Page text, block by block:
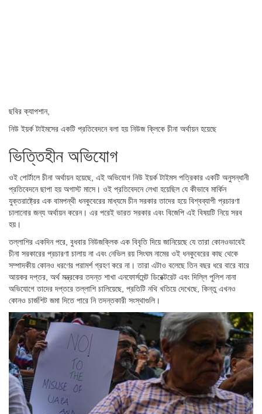
ছবির ক্যাপশান,
নিউ ইয়র্ক টাইমসের একটি প্রতিবেদনে বলা হয় নিউজ ক্লিকে চীনা অর্থায়ন হয়েছে
ভিত্তিহীন অভিযোগ
ওই পোর্টালে চীনা অর্থায়ন হয়েছে, এই অভিযোগ নিউ ইয়র্ক টাইমস পত্রিকার একটি অনুসন্ধানী
প্রতিবেদনে ছাপা হয় অগাস্ট মাসে। ওই প্রতিবেদনে লেখা হয়েছিল যে কীভাবে মার্কিন
যুক্তরাষ্ট্রের এক বামপন্থী ধনকুবেরের মাধ্যমে চীন সরকার তাদের হয়ে বিশ্বব্যাপী প্রচারণা
চালানোর জন্য অর্থায়ন করেন। এর পরেই ভারত সরকার এবং বিজেপি এই বিষয়টি নিয়ে সরব
হয়।
তল্লাশির একদিন পরে, বুধবার নিউজক্লিক এক বিবৃতি দিয়ে জানিয়েছে যে তারা কোনওভাবেই
চীনা সরকারের প্রচারণা চালায় না এবং নেভিল রয় সিংঘম নামের ওই ধনকুবেরের কাছ থেকে
সম্পাদকীয় কোনও ধরণের পরামর্শ গ্রহণ করে না। তারা এটাও বলেছে তিন বছর ধরে বারে বারে
আয়কর দপ্তর, অর্থ মন্ত্রকের তদন্ত শাখা এনফোর্সমেন্ট ডিরেক্টরেট এবং দিল্লি পুলিশ নানা
অভিযোগে তাদের দপ্তরে তল্লাশি চালিয়েছে, প্রতিটি নথি খতিয়ে দেখেছে, কিন্তু এখনও
কোনও চার্জশিট জমা দিতে পারে নি তদন্তকারী সংস্থাগুলি।